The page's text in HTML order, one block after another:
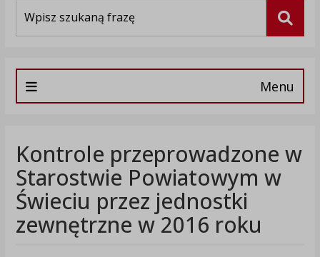
Menu
Kontrole przeprowadzone w
Starostwie Powiatowym w
Świeciu przez jednostki
zewnętrzne w 2016 roku